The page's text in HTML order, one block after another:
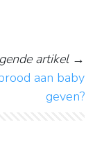
artikel→
aan baby
geven?